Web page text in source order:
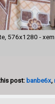
576x1280 -
post: banbe6x,